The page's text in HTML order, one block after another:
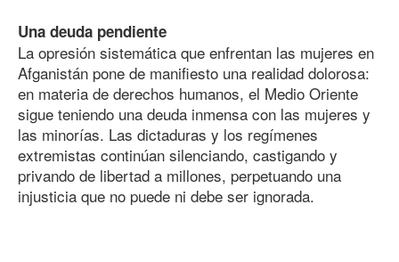
Una deuda pendiente
La opresión sistemática que enfrentan las mujeres en
Afganistán pone de manifiesto una realidad dolorosa:
en materia de derechos humanos, el Medio Oriente
sigue teniendo una deuda inmensa con las mujeres y
las minorías. Las dictaduras y los regímenes
extremistas continúan silenciando, castigando y
privando de libertad a millones, perpetuando una
injusticia que no puede ni debe ser ignorada.